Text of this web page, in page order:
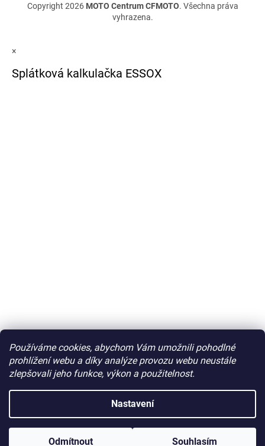
Používáme cookies, abychom Vám umožnili pohodlné
prohlížení webu a díky analýze provozu webu neustále
zlepšovali jeho funkce, výkon a použitelnost.
Nastavení
Odmítnout Souhlasím
Copyright 2026 MOTO Centrum CFMOTO. Všechna práva
vyhrazena.
×
Splátková kalkulačka ESSOX